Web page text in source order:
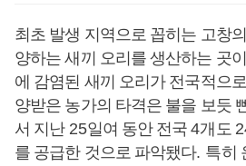
최초 발생 지역으로 꼽히는 고창
양하는 새끼 오리를 생산하는 곳
에 감염된 새끼 오리가 전국적으
양받은 농가의 타격은 불을 보듯
서 지난 25일여 동안 전국4개도
를 공급한 것으로 파악됐다. 특히